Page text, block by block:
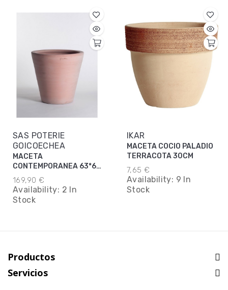
SAS POTERIE
GOICOECHEA
MACETA
CONTEMPORANEA 63*62
CM
169,90 €
Availability: 2 In
Stock
IKAR
MACETA COCIO PALADIO
TERRACOTA 30CM
7,65 €
Availability: 9 In
Stock
Productos
Servicios